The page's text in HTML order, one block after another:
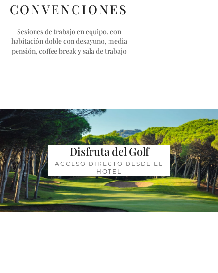
CONVENCIONES
Sesiones de trabajo en equipo, con
habitación doble con desayuno, media
pensión, coffee break y sala de trabajo
Disfruta del Golf
ACCESO DIRECTO DESDE EL
HOTEL